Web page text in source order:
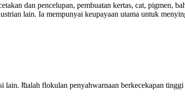
dan pencelupan, pembuatan kertas, cat, pigmen,
lain. Ia mempunyai keupayaan utama untuk
lain. Itialah flokulan penyahwarnaan berkecekapan